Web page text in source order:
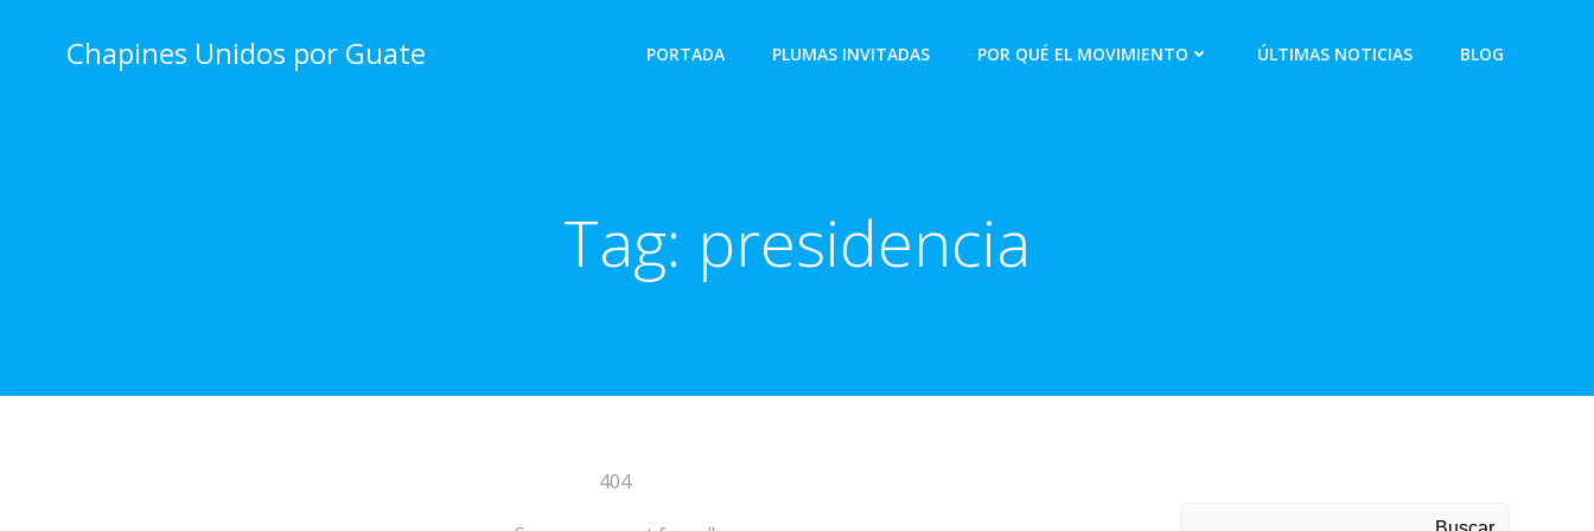
Chapines Unidos por Guate PORTADA PLUMAS INVITADAS POR QUÉ EL MOVIMIENTO ÚLTIMAS NOTICIAS BLOG
Tag: presidencia
404